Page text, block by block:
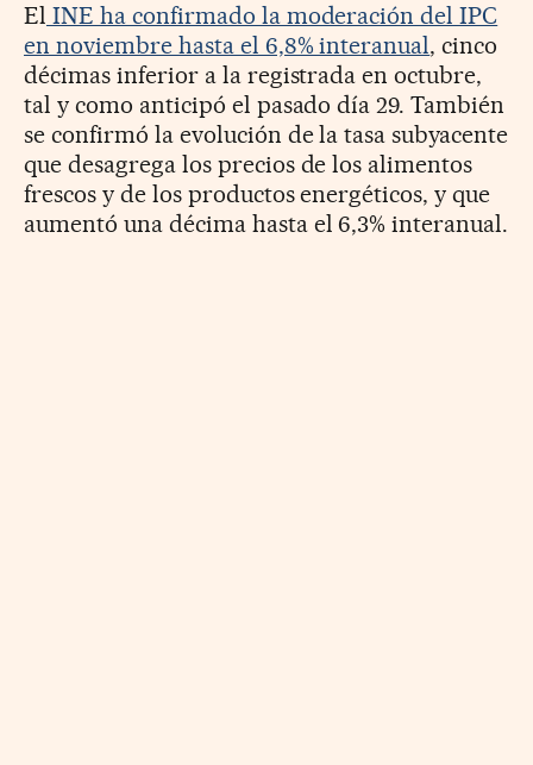
El INE ha confirmado la moderación del IPC
en noviembre hasta el 6,8% interanual, cinco
décimas inferior a la registrada en octubre,
tal y como anticipó el pasado día 29. También
se confirmó la evolución de la tasa subyacente
que desagrega los precios de los alimentos
frescos y de los productos energéticos, y que
aumentó una décima hasta el 6,3% interanual.